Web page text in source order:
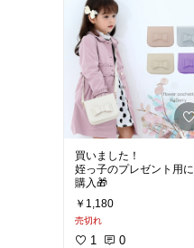
買いました！
姪っ子のプレゼント用に
購入🎁
￥1,180
売切れ
1 0